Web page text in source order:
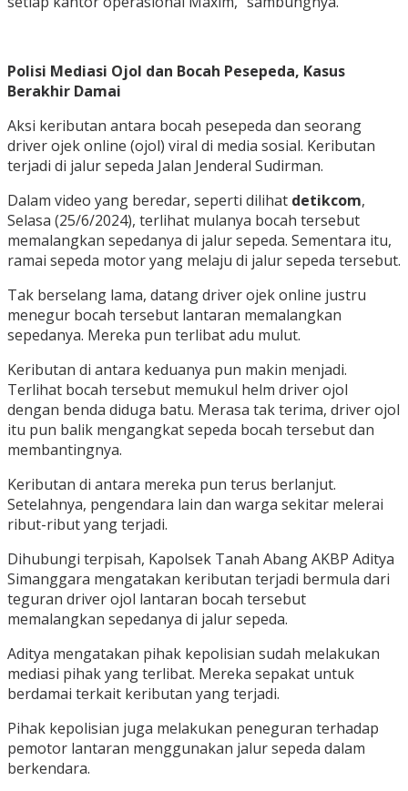
Polisi Mediasi Ojol dan Bocah Pesepeda, Kasus
Berakhir Damai
Aksi keributan antara bocah pesepeda dan seorang
driver ojek online (ojol) viral di media sosial. Keributan
terjadi di jalur sepeda Jalan Jenderal Sudirman.
Dalam video yang beredar, seperti dilihat detikcom,
Selasa (25/6/2024), terlihat mulanya bocah tersebut
memalangkan sepedanya di jalur sepeda. Sementara itu,
ramai sepeda motor yang melaju di jalur sepeda tersebut.
Tak berselang lama, datang driver ojek online justru
menegur bocah tersebut lantaran memalangkan
sepedanya. Mereka pun terlibat adu mulut.
Keributan di antara keduanya pun makin menjadi.
Terlihat bocah tersebut memukul helm driver ojol
dengan benda diduga batu. Merasa tak terima, driver ojol
itu pun balik mengangkat sepeda bocah tersebut dan
membantingnya.
Keributan di antara mereka pun terus berlanjut.
Setelahnya, pengendara lain dan warga sekitar melerai
ribut-ribut yang terjadi.
Dihubungi terpisah, Kapolsek Tanah Abang AKBP Aditya
Simanggara mengatakan keributan terjadi bermula dari
teguran driver ojol lantaran bocah tersebut
memalangkan sepedanya di jalur sepeda.
Aditya mengatakan pihak kepolisian sudah melakukan
mediasi pihak yang terlibat. Mereka sepakat untuk
berdamai terkait keributan yang terjadi.
Pihak kepolisian juga melakukan peneguran terhadap
pemotor lantaran menggunakan jalur sepeda dalam
berkendara.